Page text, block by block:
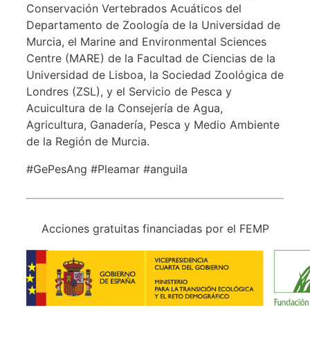
Conservación Vertebrados Acuáticos del
Departamento de Zoología de la Universidad de
Murcia, el Marine and Environmental Sciences
Centre (MARE) de la Facultad de Ciencias de la
Universidad de Lisboa, la Sociedad Zoológica de
Londres (ZSL), y el Servicio de Pesca y
Acuicultura de la Consejería de Agua,
Agricultura, Ganadería, Pesca y Medio Ambiente
de la Región de Murcia.
#GePesAng #Pleamar #anguila
Acciones gratuitas financiadas por el FEMP